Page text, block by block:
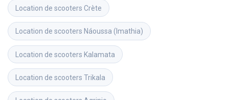
Location de scooters Crète
Location de scooters Náoussa (Imathia)
Location de scooters Kalamata
Location de scooters Trikala